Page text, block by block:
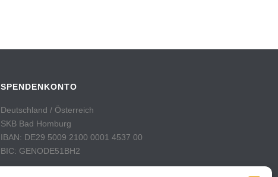
SPENDENKONTO
Deutschland / Österreich
SKB Bad Homburg
IBAN: DE29 5009 2100 0001 4537 00
BIC: GENODE51BH2